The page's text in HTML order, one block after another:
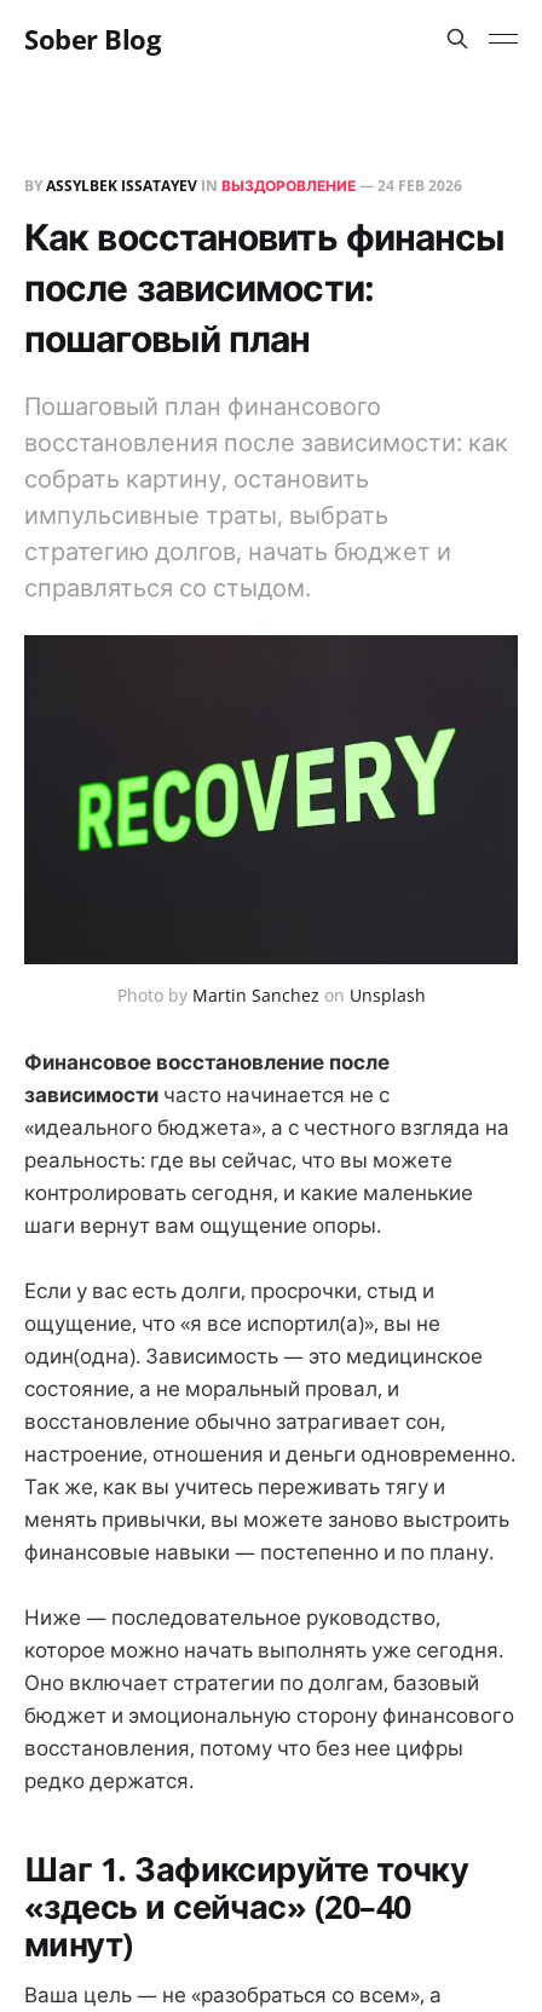
Sober Blog
BYASSYLBEK ISSATAYEV IN ВЫЗДОРОВЛЕНИЕ—24 FEB 2026
Как восстановить финансы
после зависимости:
пошаговый план
Пошаговый план финансового
восстановления после зависимости: как
собрать картину, остановить
импульсивные траты, выбрать
стратегию долгов, начать бюджет и
справляться со стыдом.
Photo by Martin Sanchez on Unsplash
Финансовое восстановление после
зависимости часто начинается не с
«идеального бюджета», а с честного взгляда на
реальность: где вы сейчас, что вы можете
контролировать сегодня, и какие маленькие
шаги вернут вам ощущение опоры.
Если у вас есть долги, просрочки, стыд и
ощущение, что «я все испортил(а)», вы не
один(одна). Зависимость — это медицинское
состояние, а не моральный провал, и
восстановление обычно затрагивает сон,
настроение, отношения и деньги одновременно.
Так же, как вы учитесь переживать тягу и
менять привычки, вы можете заново выстроить
финансовые навыки — постепенно и по плану.
Ниже — последовательное руководство,
которое можно начать выполнять уже сегодня.
Оно включает стратегии по долгам, базовый
бюджет и эмоциональную сторону финансового
восстановления, потому что без нее цифры
редко держатся.
Шаг 1. Зафиксируйте точку
«здесь и сейчас» (20–40
минут)
Ваша цель — не «разобраться со всем», а